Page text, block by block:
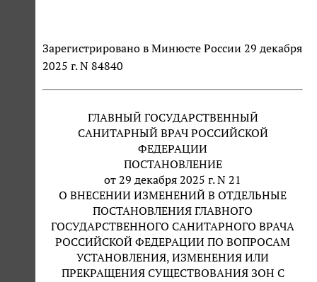
Зарегистрировано в Минюсте России 29 декабря
2025 г. N 84840
ГЛАВНЫЙ ГОСУДАРСТВЕННЫЙ
САНИТАРНЫЙ ВРАЧ РОССИЙСКОЙ
ФЕДЕРАЦИИ
ПОСТАНОВЛЕНИЕ
от 29 декабря 2025 г. N 21
О ВНЕСЕНИИ ИЗМЕНЕНИЙ В ОТДЕЛЬНЫЕ
ПОСТАНОВЛЕНИЯ ГЛАВНОГО
ГОСУДАРСТВЕННОГО САНИТАРНОГО ВРАЧА
РОССИЙСКОЙ ФЕДЕРАЦИИ ПО ВОПРОСАМ
УСТАНОВЛЕНИЯ, ИЗМЕНЕНИЯ ИЛИ
ПРЕКРАЩЕНИЯ СУЩЕСТВОВАНИЯ ЗОН С